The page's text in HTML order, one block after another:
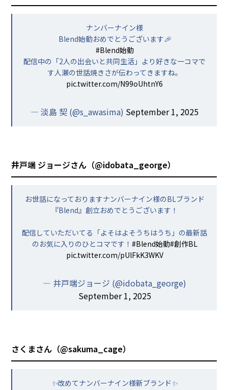
ナンバーナイン様
Blend始動おめでとうございます🎉
#Blend始動
配信中の「2人の出会いと共同生活」より好きな一コマで
す人瀬の世話焼きさが伝わってきますね。
pic.twitter.com/N99oUhtnY6
— 淡島 契 (@s_awasima) September 1, 2025
井戸端 ジョージさん（@idobata_george）
お世話になっておりますナンバーナイン様のBLブランド
『Blend』創立おめでとうございます！
配信していただいてる「よそはよそうちはうち」の最新話
のお気に入りのひとコマです！ #Blend始動#創作BL
pic.twitter.com/pUlFkK3WKV
— 井戸端ジョージ (@idobata_george)
September 1, 2025
さくまさん（@sakuma_cage）
✨改めてナンバーナイン様新ブランド✨